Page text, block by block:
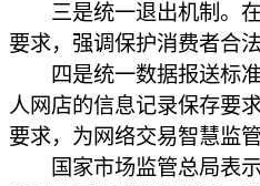
三是统一退出机制。在
要求，强调保护消费者合法
四是统一数据报送标准
人网店的信息记录保存要
要求，为网络交易智慧监
国家市场监管总局表示